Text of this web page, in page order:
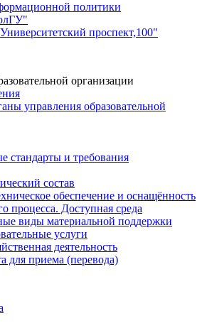
политики
проспект,100"
организации
управления образовательной
стандарты и требования
состав
обеспечение и оснащённость
процесса. Доступная среда
виды материальной поддержки
услуги
деятельность
для приема (перевода)